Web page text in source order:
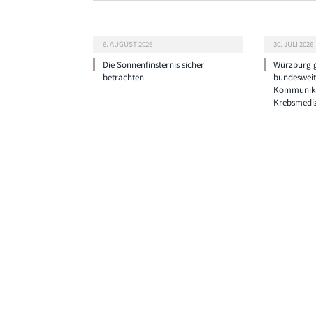
6. AUGUST 2026
Die Sonnenfinsternis sicher
betrachten
30. JULI 2026
Würzburg